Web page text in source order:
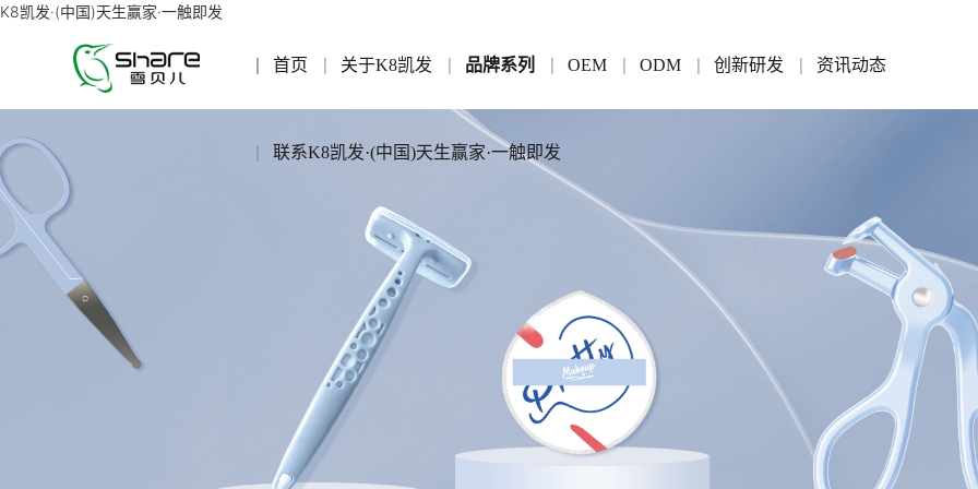
K8凯发·(中国)天生赢家·一触即发
首页 关于K8凯发 品牌系列 OEM ODM 创新研发 资讯动态
联系K8凯发·(中国)天生赢家·一触即发